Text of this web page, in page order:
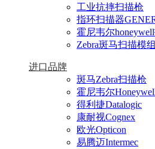
工业抗摔扫描枪
指环扫描器
霍尼韦尔
Zebra斑马扫描模
进口品牌
斑马Zebra扫描枪
霍尼韦尔
得利捷Datalogic
康耐视Cognex
欧光Opticon
易腾迈Intermec